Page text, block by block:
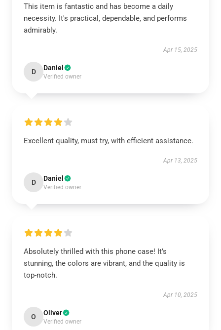
This item is fantastic and has become a daily
necessity. It's practical, dependable, and performs
admirably.
Apr 15, 2025
D Daniel
Verified owner
Excellent quality, must try, with efficient assistance.
Apr 13, 2025
D Daniel
Verified owner
Absolutely thrilled with this phone case! It’s
stunning, the colors are vibrant, and the quality is
top-notch.
Apr 10, 2025
O Oliver
Verified owner